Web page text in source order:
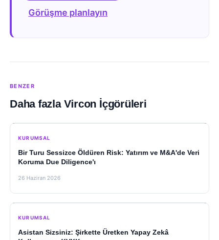
Görüşme planlayın
BENZER
Daha fazla Vircon İçgörüleri
KURUMSAL
Bir Turu Sessizce Öldüren Risk: Yatırım ve M&A'de Veri
Koruma Due Diligence'ı
26 Haziran 2026
KURUMSAL
Asistan Sizsiniz: Şirkette Üretken Yapay Zekâ